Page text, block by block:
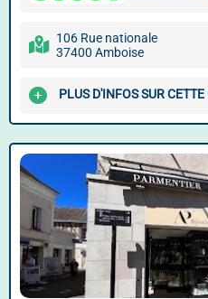
106 Rue nationale
37400 Amboise
PLUS D'INFOS SUR